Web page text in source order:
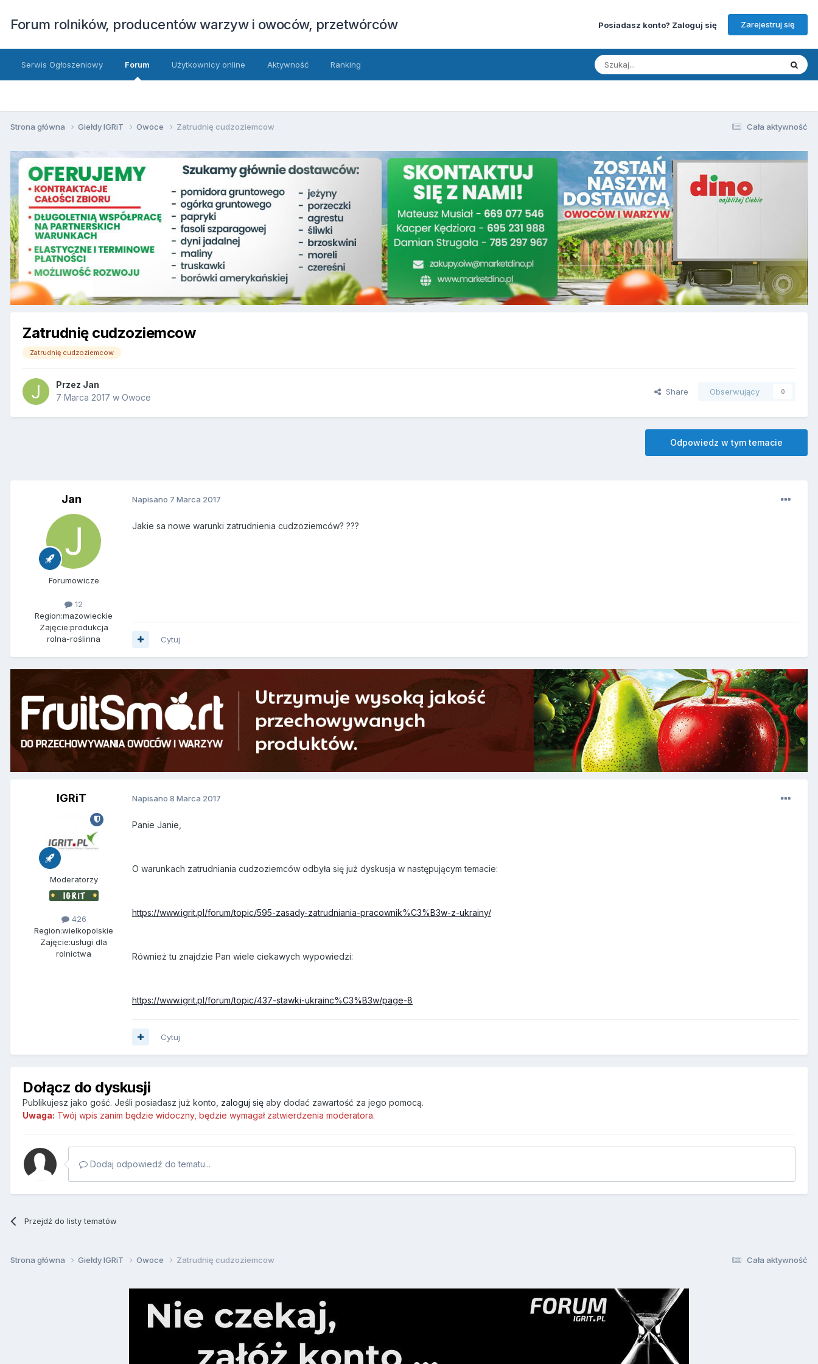
Forum rolników, producentów warzyw i owoców, przetwórców Posiadasz konto? Zaloguj się Zarejestruj się
Serwis Ogłoszeniowy Forum Użytkownicy online Aktywność Ranking
Cała aktywność
Strona główna Giełdy IGRiT Owoce Zatrudnię cudzoziemcow
Zatrudnię cudzoziemcow
Zatrudnię cudzoziemcow
Przez Jan
7 Marca 2017 w Owoce
Share Obserwujący 0
Odpowiedz w tym temacie
Jan
Forumowicze
12
Region:mazowieckie
Zajęcie:produkcja
rolna-roślinna
Napisano 7 Marca 2017
Jakie sa nowe warunki zatrudnienia cudzoziemców? ???
Cytuj
IGRiT
Moderatorzy
426
Region:wielkopolskie
Zajęcie:usługi dla
rolnictwa
Napisano 8 Marca 2017
Panie Janie,
O warunkach zatrudniania cudzoziemców odbyła się już dyskusja w następującym temacie:
https://www.igrit.pl/forum/topic/595-zasady-zatrudniania-pracownik%C3%B3w-z-ukrainy/
Również tu znajdzie Pan wiele ciekawych wypowiedzi:
https://www.igrit.pl/forum/topic/437-stawki-ukrainc%C3%B3w/page-8
Cytuj
Dołącz do dyskusji
Publikujesz jako gość. Jeśli posiadasz już konto, zaloguj się aby dodać zawartość za jego pomocą.
Uwaga: Twój wpis zanim będzie widoczny, będzie wymagał zatwierdzenia moderatora.
Dodaj odpowiedź do tematu...
Przejdź do listy tematów
Cała aktywność
Strona główna Giełdy IGRiT Owoce Zatrudnię cudzoziemcow